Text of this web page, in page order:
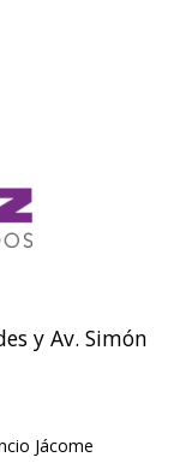
y Av. Simón
Jácome